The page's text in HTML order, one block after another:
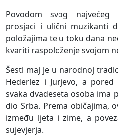
Povodom svog najvećeg
prosjaci i ulični muzikanti
položajima te u toku dana
kvariti raspoloženje svojom
Šesti maj je u narodnoj
Hederlez i Jurjevo, a
svaka dvadeseta osoba ima
dio Srba. Prema običajima,
između ljeta i zime, a
sujevjerja.